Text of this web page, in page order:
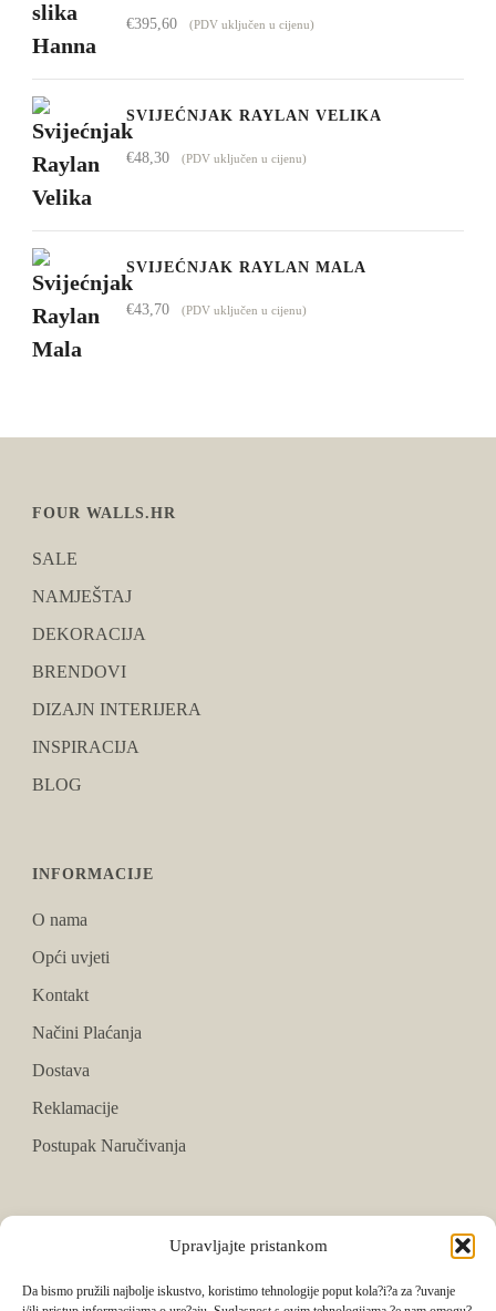
Upravljajte pristankom
Da bismo pružili najbolje iskustvo, koristimo tehnologije poput kola?i?a za ?uvanje
€395,60 (PDV uključen u cijenu)
SVIJEĆNJAK RAYLAN VELIKA
€48,30 (PDV uključen u cijenu)
SVIJEĆNJAK RAYLAN MALA
€43,70 (PDV uključen u cijenu)
FOUR WALLS.HR
SALE
NAMJEŠTAJ
DEKORACIJA
BRENDOVI
DIZAJN INTERIJERA
INSPIRACIJA
BLOG
INFORMACIJE
O nama
Opći uvjeti
Kontakt
Načini Plaćanja
Dostava
Reklamacije
Postupak Naručivanja